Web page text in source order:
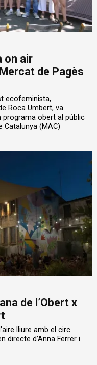
on air
de Pagès
ecofeminista,
Roca Umbert, va
programa obert al públic
Catalunya (MAC)
de l’Obert x
lliure amb el circ
directe d’Anna Ferrer i